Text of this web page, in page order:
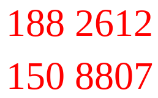
188
150